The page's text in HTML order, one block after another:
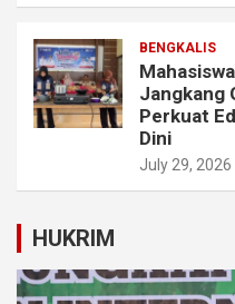
BENGKALIS
Jangkang
Perkuat
Dini
July 29, 2026
HUKRIM